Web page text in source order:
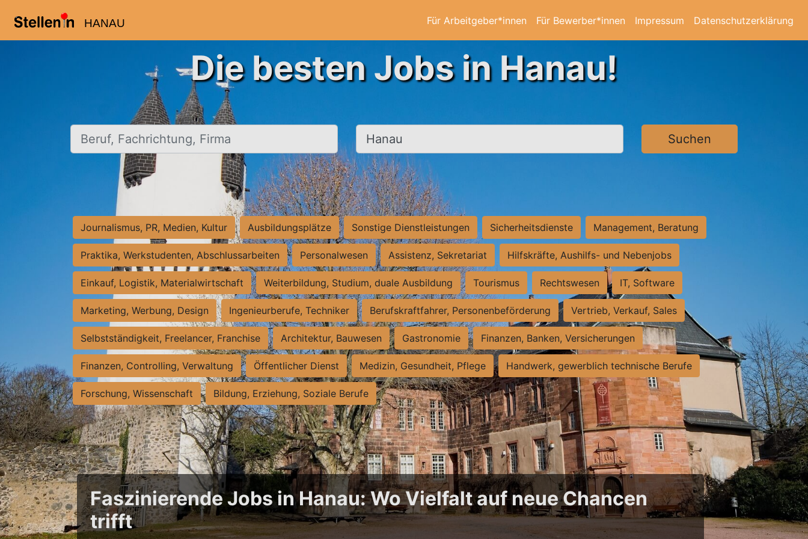
HANAU Für Arbeitgeber*innen Für Bewerber*innen Impressum Datenschutzerklärung
Die besten Jobs in Hanau!
Beruf, Fachrichtung, Firma Ort, Stadt Suchen
Journalismus, PR, Medien, Kultur Ausbildungsplätze Sonstige Dienstleistungen Sicherheitsdienste Management, Beratung
Praktika, Werkstudenten, Abschlussarbeiten Personalwesen Assistenz, Sekretariat Hilfskräfte, Aushilfs- und Nebenjobs
Einkauf, Logistik, Materialwirtschaft Weiterbildung, Studium, duale Ausbildung Tourismus Rechtswesen IT, Software
Marketing, Werbung, Design Ingenieurberufe, Techniker Berufskraftfahrer, Personenbeförderung Vertrieb, Verkauf, Sales
Selbstständigkeit, Freelancer, Franchise Architektur, Bauwesen Gastronomie Finanzen, Banken, Versicherungen
Finanzen, Controlling, Verwaltung Öffentlicher Dienst Medizin, Gesundheit, Pflege Handwerk, gewerblich technische Berufe
Forschung, Wissenschaft Bildung, Erziehung, Soziale Berufe
Faszinierende Jobs in Hanau: Wo Vielfalt auf neue Chancen
trifft